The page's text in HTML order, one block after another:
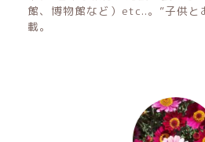
館、博物館など）etc..。”子供と
載。